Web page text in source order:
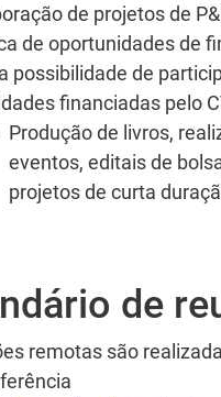
de projetos de
de oportunidades de
possibilidade de
financiadas pelo
Produção de livros,
eventos, editais de
projetos de curta
de
remotas são